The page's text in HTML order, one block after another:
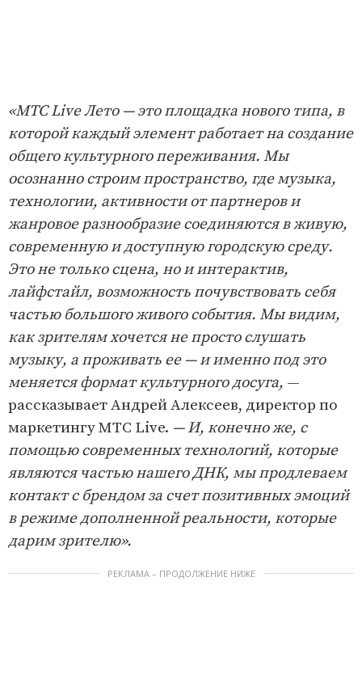
«МТС Live Лето — это площадка нового типа, в
которой каждый элемент работает на создание
общего культурного переживания. Мы
осознанно строим пространство, где музыка,
технологии, активности от партнеров и
жанровое разнообразие соединяются в живую,
современную и доступную городскую среду.
Это не только сцена, но и интерактив,
лайфстайл, возможность почувствовать себя
частью большого живого события. Мы видим,
как зрителям хочется не просто слушать
музыку, а проживать ее — и именно под это
меняется формат культурного досуга, —
рассказывает Андрей Алексеев, директор по
маркетингу МТС Live. — И, конечно же, с
помощью современных технологий, которые
являются частью нашего ДНК, мы продлеваем
контакт с брендом за счет позитивных эмоций
в режиме дополненной реальности, которые
дарим зрителю».
РЕКЛАМА – ПРОДОЛЖЕНИЕ НИЖЕ